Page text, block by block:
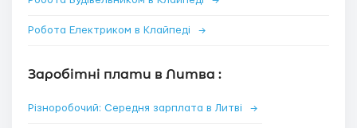
Робота Електриком в Клайпеді →
Заробітні плати в Литва :
Різноробочий: Середня зарплата в Литві →